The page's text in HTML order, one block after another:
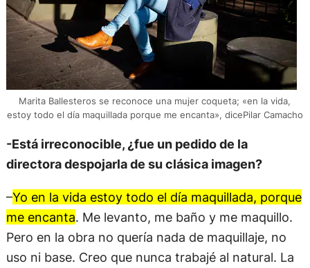
Marita Ballesteros se reconoce una mujer coqueta; «en la vida,
estoy todo el día maquillada porque me encanta», dicePilar Camacho
-Está irreconocible, ¿fue un pedido de la
directora despojarla de su clásica imagen?
–Yo en la vida estoy todo el día maquillada, porque
me encanta. Me levanto, me baño y me maquillo.
Pero en la obra no quería nada de maquillaje, no
uso ni base. Creo que nunca trabajé al natural. La